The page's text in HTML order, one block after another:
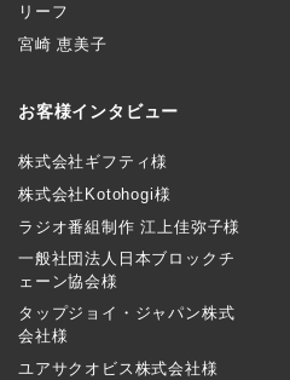
リーフ
宮崎 恵美子
お客様インタビュー
株式会社ギフティ様
株式会社Kotohogi様
ラジオ番組制作 江上佳弥子様
一般社団法人日本ブロックチ
ェーン協会様
タップジョイ・ジャパン株式
会社様
ユアサクオビス株式会社様